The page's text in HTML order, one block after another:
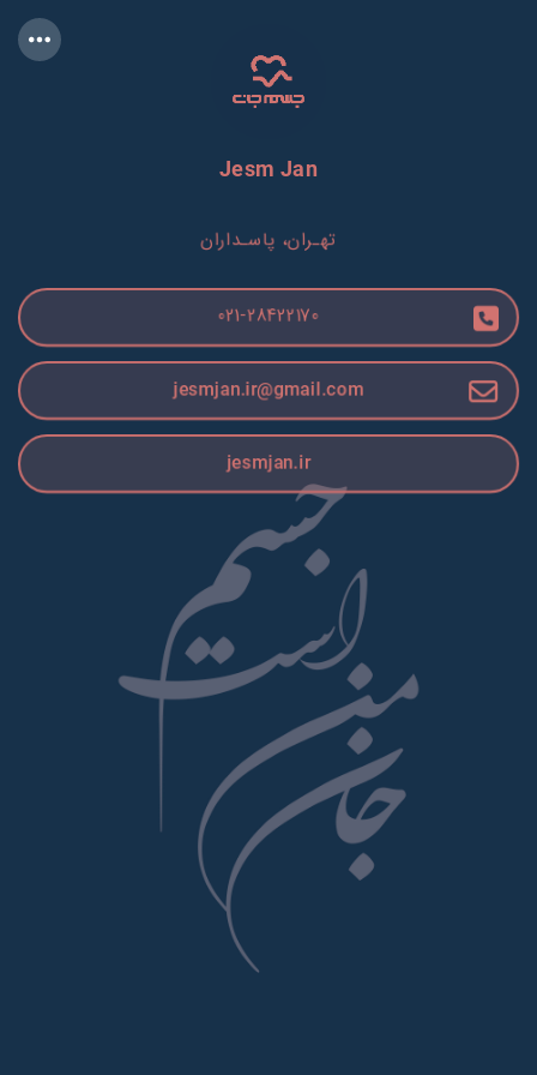
Jesm Jan
تهـران، پاسـداران
021-28422170
jesmjan.ir@gmail.com
jesmjan.ir